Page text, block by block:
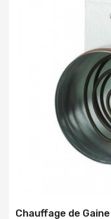
Chauffage de